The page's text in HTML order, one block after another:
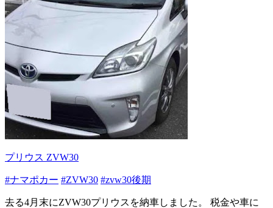
プリウス ZVW30
#ナマポカー #ZVW30 #zvw30後期
去る4月末にZVW30プリウスを納車しました。 税金や車に